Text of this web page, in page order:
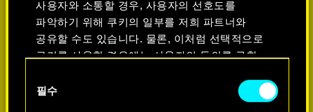
사용자와 소통할 경우, 사용자의 선호도를
파악하기 위해 쿠키의 일부를 저희 파트너와
공유할 수도 있습니다. 물론, 이처럼 선택적으로
쿠키를 사용할 경우에는 사용자의 동의를 구할
쿠키 사용에 관한 세부 사항이나 관련 설정은
필수